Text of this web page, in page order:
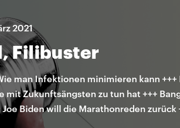
2021
Filibuster
man Infektionen minimieren kann
mit Zukunftsängsten zu tun hat +++
Biden will die Marathonreden zurück